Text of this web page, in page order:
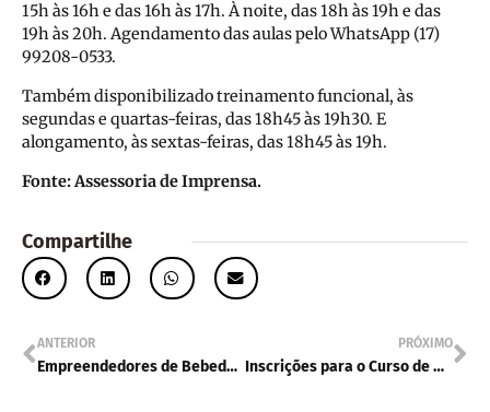
15h às 16h e das 16h às 17h. À noite, das 18h às 19h e das
19h às 20h. Agendamento das aulas pelo WhatsApp (17)
99208-0533.
Também disponibilizado treinamento funcional, às
segundas e quartas-feiras, das 18h45 às 19h30. E
alongamento, às sextas-feiras, das 18h45 às 19h.
Fonte: Assessoria de Imprensa.
Compartilhe
ANTERIOR
Empreendedores de Bebedouro podem se inscrever em projeto de incubação
PRÓXIMO
Inscrições para o Curso de Ovos de Páscoa e de Bombons